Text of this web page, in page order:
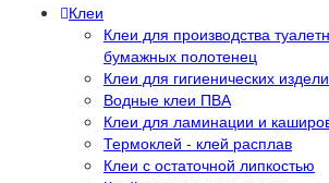
Клеи
Клеи для производства
бумажных полотенец
Клеи для гигиенических
Водные клеи ПВА
Клеи для ламинации и
Термоклей - клей расплав
Клеи с остаточной липкостью